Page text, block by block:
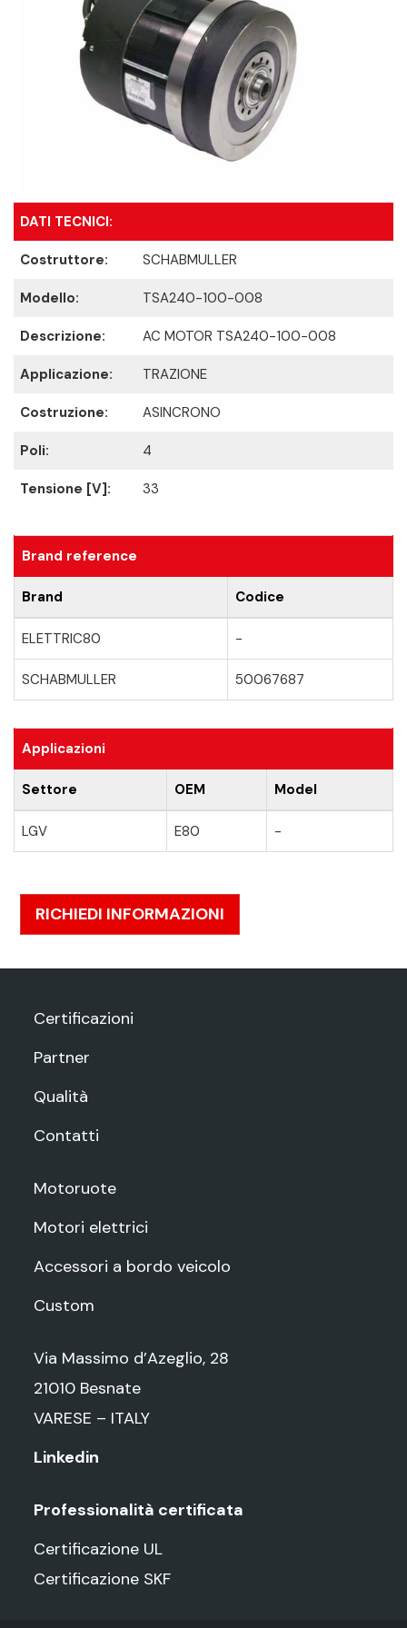
DATI TECNICI:
Costruttore: SCHABMULLER
Modello: TSA240-100-008
Descrizione: AC MOTOR TSA240-100-008
Applicazione: TRAZIONE
Costruzione: ASINCRONO
Poli: 4
Tensione [V]: 33
Brand reference
Brand Codice
ELETTRIC80 -
SCHABMULLER 50067687
Applicazioni
Settore OEM Model
LGV E80 -
RICHIEDI INFORMAZIONI
Certificazioni
Partner
Qualità
Contatti
Motoruote
Motori elettrici
Accessori a bordo veicolo
Custom
Via Massimo d’Azeglio, 28
21010 Besnate
VARESE – ITALY
Linkedin
Professionalità certificata
Certificazione UL
Certificazione SKF